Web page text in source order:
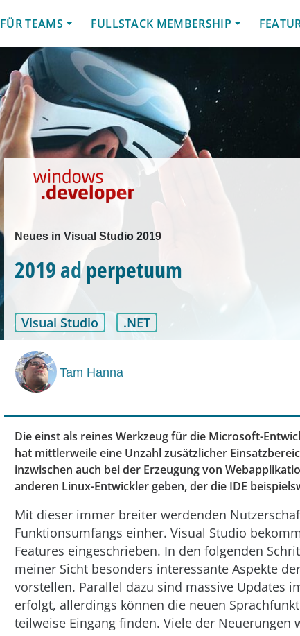
FÜR TEAMS
FULLSTACK MEMBERSHIP
Neues in Visual Studio 2019
2019 ad perpetuum
Visual Studio .NET
Tam Hanna
Die einst als reines Werkzeug für die Microsoft-
hat mittlerweile eine Unzahl zusätzlicher
inzwischen auch bei der Erzeugung von
anderen Linux-Entwickler geben, der die IDE
Mit dieser immer breiter werdenden
Funktionsumfangs einher. Visual Studio
Features eingeschrieben. In den folgenden
meiner Sicht besonders interessante Aspekte
vorstellen. Parallel dazu sind massive Updates
erfolgt, allerdings können die neuen
teilweise Eingang finden. Viele der Neuerungen